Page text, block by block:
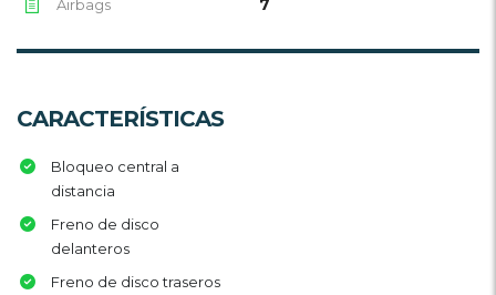
Airbags 7
CARACTERÍSTICAS
Bloqueo central a
distancia
Freno de disco
delanteros
Freno de disco traseros